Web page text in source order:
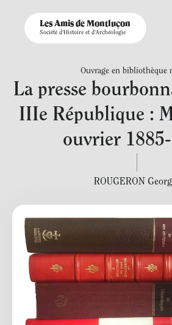
Les Amis de Montluçon
Société d'Histoire et d'Archéologie
Ouvrage en bibliothèque
La presse
IIIe République :
ouvrier
ROUGERON